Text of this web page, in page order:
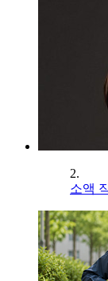
2.
소액